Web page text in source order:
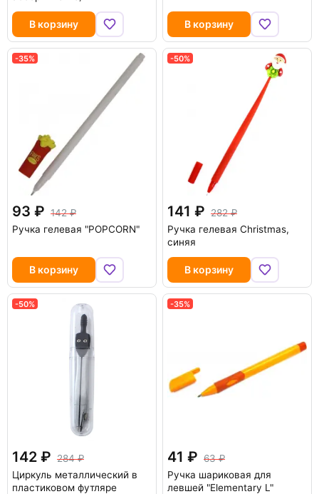
В корзину В корзину
-35%
93
142
Ручка гелевая "POPCORN"
В корзину
-50%
141
282
Ручка гелевая Christmas,
синяя
В корзину
-50%
142
284
Циркуль металлический в
пластиковом футляре
-35%
41
63
Ручка шариковая для
левшей "Elementary L"